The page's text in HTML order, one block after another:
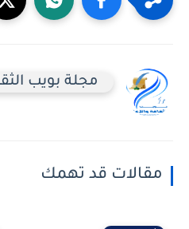
مجلة بويب
مقالات قد تهمك